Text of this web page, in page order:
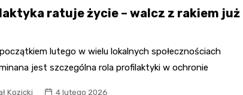
Stacja paliw
Restauracja
sportowe
ratuje życie – walcz z rakiem już
lutego w wielu lokalnych społecznościach
jest szczególna rola profilaktyki w ochronie
Kozicki 4 lutego 2026